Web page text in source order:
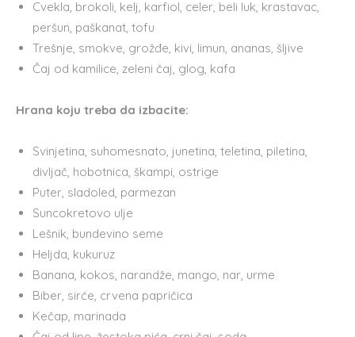
Cvekla, brokoli, kelj, karfiol, celer, beli luk, krastavac,
peršun, paškanat, tofu
Trešnje, smokve, grožđe, kivi, limun, ananas, šljive
Čaj od kamilice, zeleni čaj, glog, kafa
Hrana koju treba da izbacite:
Svinjetina, suhomesnato, junetina, teletina, piletina,
divljač, hobotnica, škampi, ostrige
Puter, sladoled, parmezan
Suncokretovo ulje
Lešnik, bundevino seme
Heljda, kukuruz
Banana, kokos, narandže, mango, nar, urme
Biber, sirće, crvena papričica
Kečap, marinada